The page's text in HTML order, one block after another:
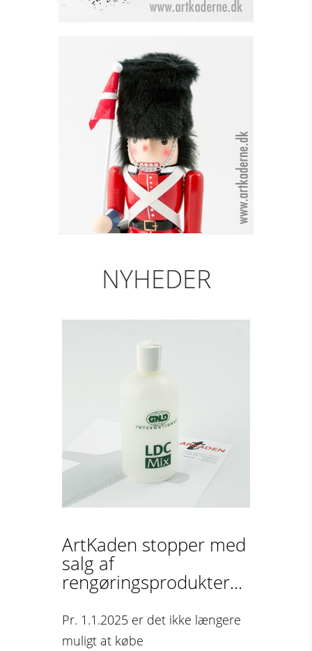
GARDER - RØD M. FLAG
H=30 CM
Se detajler
NYHEDER
ArtKaden stopper med
salg af
rengøringsprodukter...
Pr. 1.1.2025 er det ikke længere
muligt at købe